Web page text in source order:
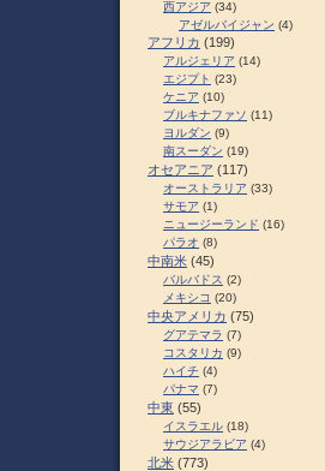
西アジア (34)
アゼルバイジャン (4)
アフリカ (199)
アルジェリア (14)
エジプト (23)
ケニア (10)
ブルキナファソ (11)
ヨルダン (9)
南スーダン (19)
オセアニア (117)
オーストラリア (33)
サモア (1)
ニュージーランド (16)
パラオ (8)
中南米 (45)
バルバドス (2)
メキシコ (20)
中央アメリカ (75)
グアテマラ (7)
コスタリカ (9)
ハイチ (4)
パナマ (7)
中東 (55)
イスラエル (18)
サウジアラビア (4)
北米 (773)